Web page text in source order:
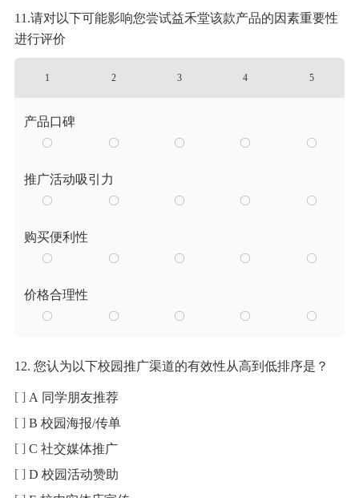
11.请对以下可能影响您尝试益禾堂该款产品的因素重要性
进行评价
1 2 3 4 5
产品口碑
推广活动吸引力
购买便利性
价格合理性
12. 您认为以下校园推广渠道的有效性从高到低排序是？
A 同学朋友推荐
B 校园海报/传单
C 社交媒体推广
D 校园活动赞助